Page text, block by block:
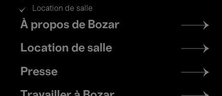
Location de salle
Footer
menu
À propos de Bozar
Location de salle
Presse